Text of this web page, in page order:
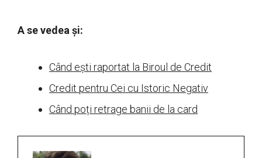
A se vedea și:
Când ești raportat la Biroul de Credit
Credit pentru Cei cu Istoric Negativ
Când poți retrage banii de la card